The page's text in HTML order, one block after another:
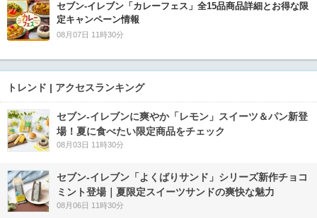
セブン‐イレブン「カレーフェス」全15品商品詳細とお得な限
定キャンペーン情報
08月07日 11時30分
トレンド | アクセスランキング
セブン‐イレブンに爽やか「レモン」スイーツ＆パン新登
場！夏に食べたい限定商品をチェック
08月03日 11時30分
セブン‐イレブン「よくばりサンド」シリーズ新作チョコ
ミント登場｜夏限定スイーツサンドの爽快な魅力
08月06日 11時30分